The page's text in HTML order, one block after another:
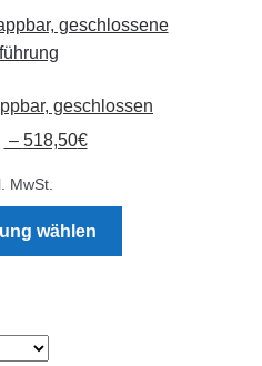
geschlossen
– 518,50€
MwSt.
wählen